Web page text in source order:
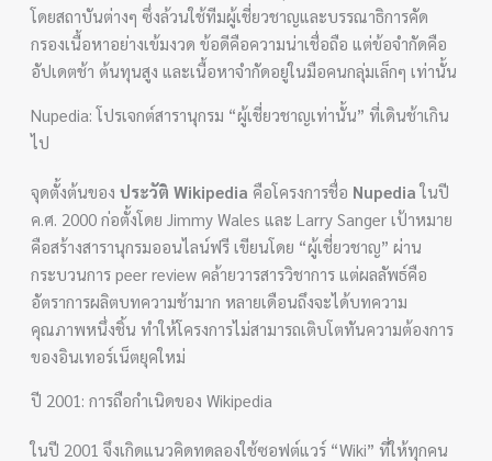
โดยสถาบันต่างๆ ซึ่งล้วนใช้ทีมผู้เชี่ยวชาญและบรรณาธิการคัด
กรองเนื้อหาอย่างเข้มงวด ข้อดีคือความน่าเชื่อถือ แต่ข้อจำกัดคือ
อัปเดตช้า ต้นทุนสูง และเนื้อหาจำกัดอยู่ในมือคนกลุ่มเล็กๆ เท่านั้น
Nupedia: โปรเจกต์สารานุกรม “ผู้เชี่ยวชาญเท่านั้น” ที่เดินช้าเกิน
ไป
จุดตั้งต้นของประวัติ Wikipedia คือโครงการชื่อ Nupedia ในปี
ค.ศ. 2000 ก่อตั้งโดย Jimmy Wales และ Larry Sanger เป้าหมาย
คือสร้างสารานุกรมออนไลน์ฟรี เขียนโดย “ผู้เชี่ยวชาญ” ผ่าน
กระบวนการ peer review คล้ายวารสารวิชาการ แต่ผลลัพธ์คือ
อัตราการผลิตบทความช้ามาก หลายเดือนถึงจะได้บทความ
คุณภาพหนึ่งชิ้น ทำให้โครงการไม่สามารถเติบโตทันความต้องการ
ของอินเทอร์เน็ตยุคใหม่
ปี 2001: การถือกำเนิดของ Wikipedia
ในปี 2001 จึงเกิดแนวคิดทดลองใช้ซอฟต์แวร์ “Wiki” ที่ให้ทุกคน